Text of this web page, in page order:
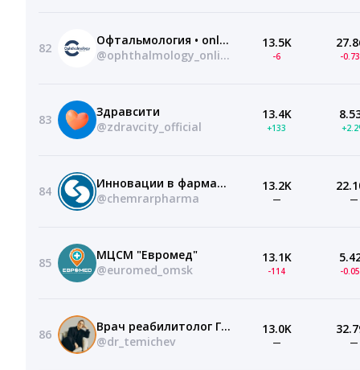
82
Офтальмология • online
@ophthalmology_online
13.5K
-6 -
83
Здравсити
@zdravcity_official
13.4K
+133
84
Инновации в фармацевтике
@chemrarpharma
13.2K
— —
85
МЦСМ "Евромед"
@euromed_omsk
13.1K
-114 -
86
Врач реабилитолог Георгий Темичев
@dr_temichev
13.0K
— —